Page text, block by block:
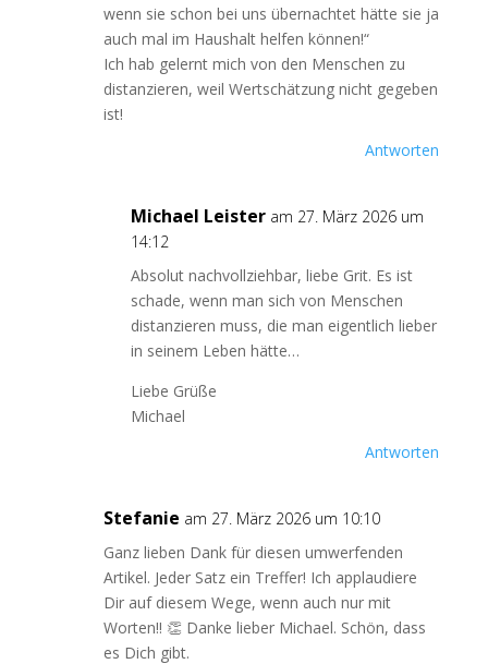
wenn sie schon bei uns übernachtet hätte sie ja
auch mal im Haushalt helfen können!“
Ich hab gelernt mich von den Menschen zu
distanzieren, weil Wertschätzung nicht gegeben
ist!
Antworten
Michael Leister am 27. März 2026 um
14:12
Absolut nachvollziehbar, liebe Grit. Es ist
schade, wenn man sich von Menschen
distanzieren muss, die man eigentlich lieber
in seinem Leben hätte…
Liebe Grüße
Michael
Antworten
Stefanie am 27. März 2026 um 10:10
Ganz lieben Dank für diesen umwerfenden
Artikel. Jeder Satz ein Treffer! Ich applaudiere
Dir auf diesem Wege, wenn auch nur mit
Worten!! 👏 Danke lieber Michael. Schön, dass
es Dich gibt.